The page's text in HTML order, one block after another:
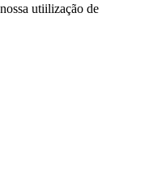
utiilização de